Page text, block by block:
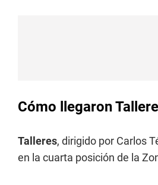
Cómo llegaron
Talleres, dirigido por Carlos
en la cuarta posición de la